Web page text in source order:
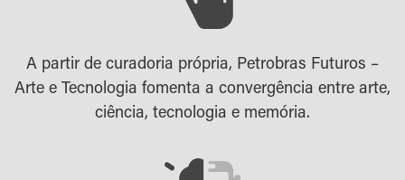
A partir de curadoria própria, Petrobras Futuros –
Arte e Tecnologia fomenta a convergência entre arte,
ciência, tecnologia e memória.